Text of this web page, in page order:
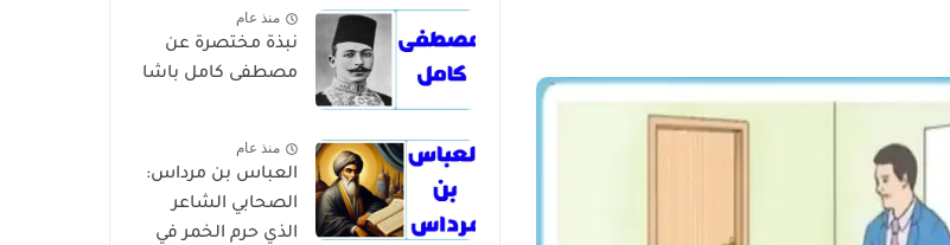
منذ عام
نبذة مختصرة عن
مصطفى كامل باشا
منذ عام
العباس بن مرداس:
الصحابي الشاعر
الذي حرم الخمر في